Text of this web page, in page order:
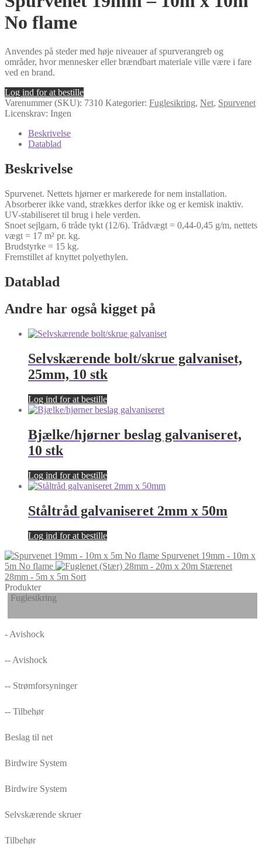
No flame
Anvendes på steder med høje niveauer af spurverangreb og
områder, hvor mennesker eller brændbart materiale ville være i fare
ved en brand.
Log ind for at bestille
Varenummer (SKU): 7310 Kategorier: Fuglesikring, Net, Spurvenet
Licenskrav: Ingen
Beskrivelse
Datablad
Beskrivelse
Spurvenet. Nettets hjørner er markerede for nem installation.
Absorberer ikke vand, strækkes derfor ikke og er kemisk inaktiv.
UV-stabiliseret til brug i hele verden.
Snoet sejlgarn, 6 tråde tykt (12/6). Trådvægt = 0,44-0,45 g/m, nettets
vægt = 17 m² pr. kg.
Brudstyrke = 15 kg.
Fremstillet af knyttet polyethylen.
Datablad
Andre har også kigget på
Selvskærende bolt/skrue galvaniset,
25mm, 10 stk
Log ind for at bestille
Bjælke/hjørner beslag galvaniseret,
10 stk
Log ind for at bestille
Ståltråd galvaniseret 2mm x 50m
Log ind for at bestille
Spurvenet 19mm - 10m x
5m No flame
Stærenet
28mm - 5m x 5m Sort
Produkter
Fuglesikring
- Avishock
-- Avishock
-- Strømforsyninger
-- Tilbehør
Beslag til net
Birdwire System
Birdwire System
Selvskærende skruer
Tilbehør